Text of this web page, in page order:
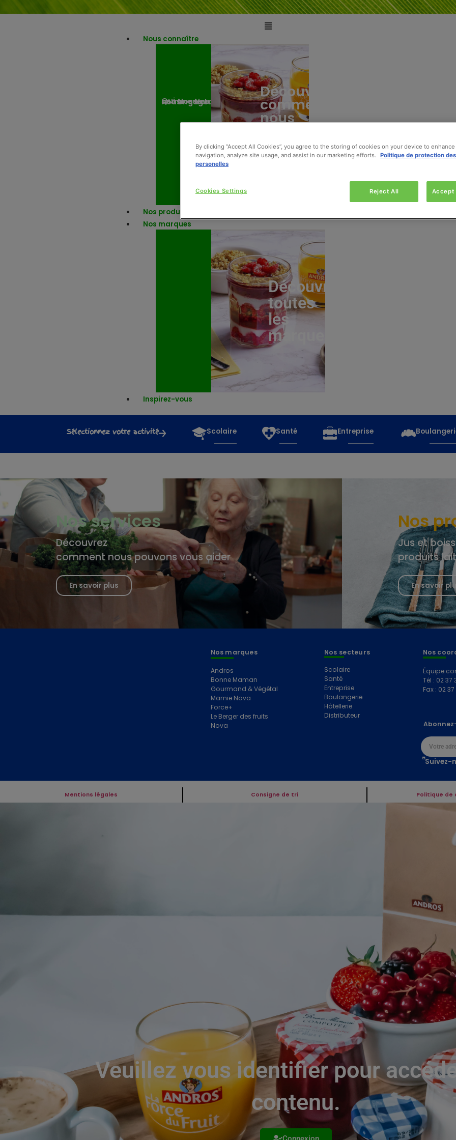
Nous connaître
Qui sommes-nous ? Nos engagements
Nos actualités
Découvrez
comment
nous
vous
aider
Nos produits
Nos marques
Découvrez
toutes
les
marques
Inspirez-vous
Sélectionnez votre activité Scolaire Santé Entreprise
Nos services
Découvrez
comment nous pouvons vous aider
En savoir plus
Nos
Jus et
produits
En savoir
Nos marques
Andros
Bonne Maman
Gourmand & Végétal
Mamie Nova
Force+
Le Berger des fruits
Nova
Nos secteurs
Scolaire
Santé
Entreprise
Boulangerie
Hôtellerie
Distributeur
Nos
Équipe
Tél : 02 37
Fax : 02 37
Suivez-
Mentions légales Consigne de tri Politique
Veuillez vous identifier pour
contenu.
By clicking “Accept All Cookies”, you agree to the storing of cookies on your device to
navigation, analyze site usage, and assist in our marketing efforts. Politique de protection
personelles
Reject All Accept
Cookies Settings